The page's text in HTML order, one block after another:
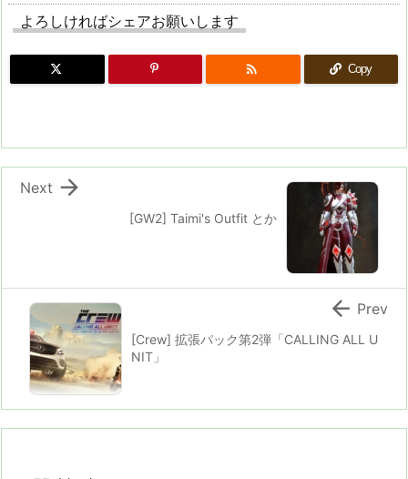
よろしければシェアお願いします
 Copy
[GW2] Taimi's Outfit とか

Next
[Crew] 拡張パック第2弾「CALLING ALL U
NIT」
 Prev